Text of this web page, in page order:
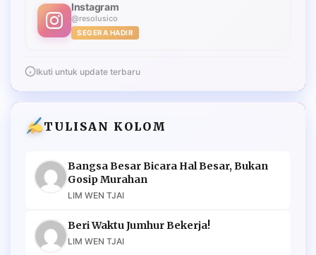
Instagram
@resolusico
SEGERA HADIR
Ikuti untuk update terbaru
TULISAN KOLOM
Bangsa Besar Bicara Hal Besar, Bukan
Gosip Murahan
LIM WEN TJAI
Beri Waktu Jumhur Bekerja!
LIM WEN TJAI